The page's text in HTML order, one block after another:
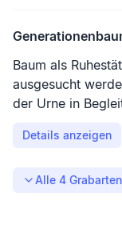
Baum als
ausgesucht
der Urne in
Details anzeigen
Alle 4